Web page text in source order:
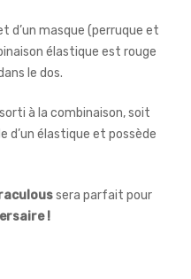
d’un masque (perruque et
élastique est rouge
le dos.
à la combinaison, soit
d’un élastique et possède
sera parfait pour
!